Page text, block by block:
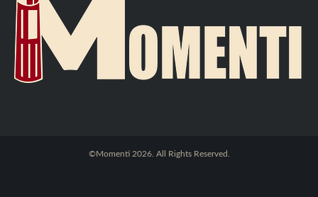
©Momenti 2026. All Rights Reserved.